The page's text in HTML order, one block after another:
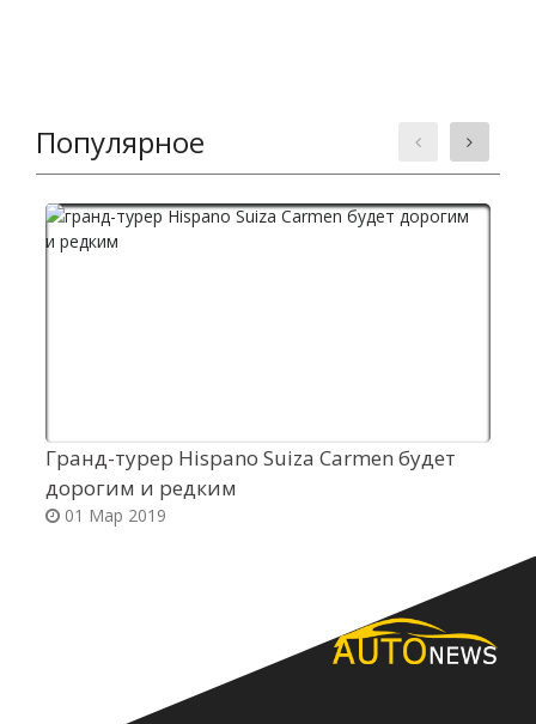
Популярное
Гранд-турер Hispano Suiza Carmen будет
дорогим и редким
01 Мар 2019